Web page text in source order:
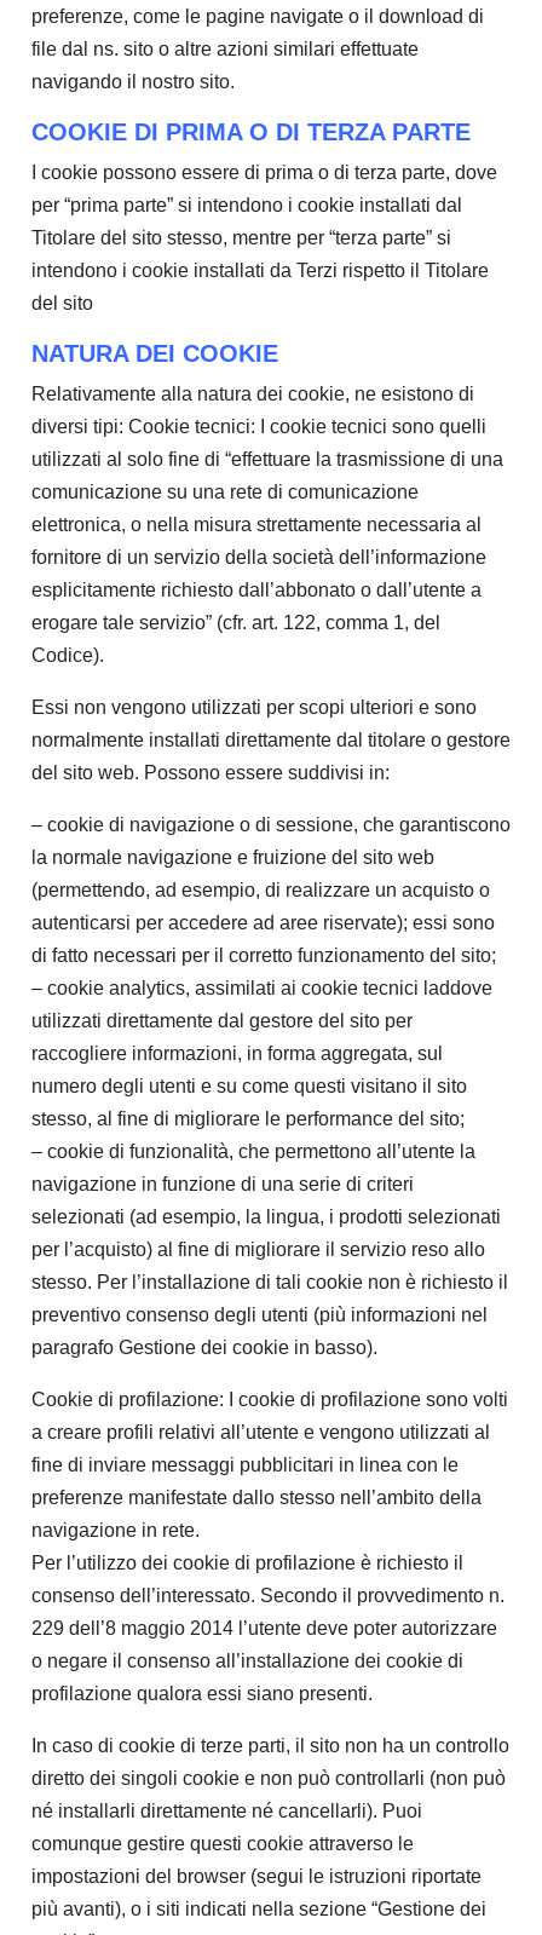
preferenze, come le pagine navigate o il download di
file dal ns. sito o altre azioni similari effettuate
navigando il nostro sito.
COOKIE DI PRIMA O DI TERZA PARTE
I cookie possono essere di prima o di terza parte, dove
per “prima parte” si intendono i cookie installati dal
Titolare del sito stesso, mentre per “terza parte” si
intendono i cookie installati da Terzi rispetto il Titolare
del sito
NATURA DEI COOKIE
Relativamente alla natura dei cookie, ne esistono di
diversi tipi: Cookie tecnici: I cookie tecnici sono quelli
utilizzati al solo fine di “effettuare la trasmissione di una
comunicazione su una rete di comunicazione
elettronica, o nella misura strettamente necessaria al
fornitore di un servizio della società dell’informazione
esplicitamente richiesto dall’abbonato o dall’utente a
erogare tale servizio” (cfr. art. 122, comma 1, del
Codice).
Essi non vengono utilizzati per scopi ulteriori e sono
normalmente installati direttamente dal titolare o gestore
del sito web. Possono essere suddivisi in:
– cookie di navigazione o di sessione, che garantiscono
la normale navigazione e fruizione del sito web
(permettendo, ad esempio, di realizzare un acquisto o
autenticarsi per accedere ad aree riservate); essi sono
di fatto necessari per il corretto funzionamento del sito;
– cookie analytics, assimilati ai cookie tecnici laddove
utilizzati direttamente dal gestore del sito per
raccogliere informazioni, in forma aggregata, sul
numero degli utenti e su come questi visitano il sito
stesso, al fine di migliorare le performance del sito;
– cookie di funzionalità, che permettono all’utente la
navigazione in funzione di una serie di criteri
selezionati (ad esempio, la lingua, i prodotti selezionati
per l’acquisto) al fine di migliorare il servizio reso allo
stesso. Per l’installazione di tali cookie non è richiesto il
preventivo consenso degli utenti (più informazioni nel
paragrafo Gestione dei cookie in basso).
Cookie di profilazione: I cookie di profilazione sono volti
a creare profili relativi all’utente e vengono utilizzati al
fine di inviare messaggi pubblicitari in linea con le
preferenze manifestate dallo stesso nell’ambito della
navigazione in rete.
Per l’utilizzo dei cookie di profilazione è richiesto il
consenso dell’interessato. Secondo il provvedimento n.
229 dell’8 maggio 2014 l’utente deve poter autorizzare
o negare il consenso all’installazione dei cookie di
profilazione qualora essi siano presenti.
In caso di cookie di terze parti, il sito non ha un controllo
diretto dei singoli cookie e non può controllarli (non può
né installarli direttamente né cancellarli). Puoi
comunque gestire questi cookie attraverso le
impostazioni del browser (segui le istruzioni riportate
più avanti), o i siti indicati nella sezione “Gestione dei